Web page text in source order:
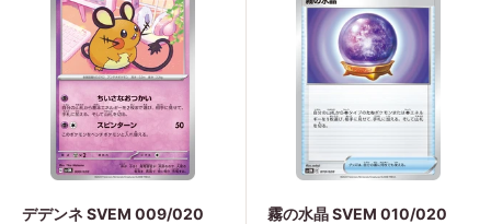
デデンネ SVEM 009/020 霧の水晶 SVEM 010/020